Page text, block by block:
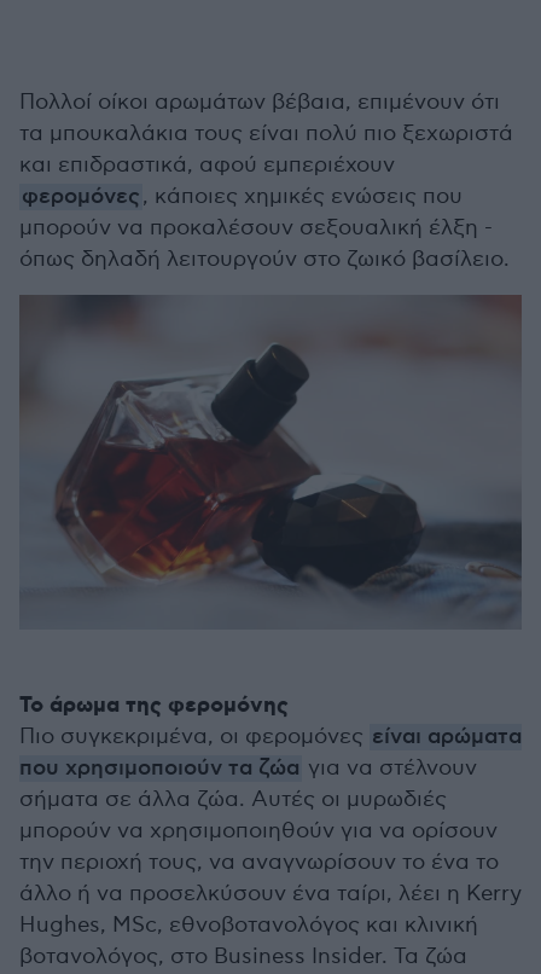
Πολλοί οίκοι αρωμάτων βέβαια, επιμένουν ότι
τα μπουκαλάκια τους είναι πολύ πιο ξεχωριστά
και επιδραστικά, αφού εμπεριέχουν
φερομόνες, κάποιες χημικές ενώσεις που
μπορούν να προκαλέσουν σεξουαλική έλξη -
όπως δηλαδή λειτουργούν στο ζωικό βασίλειο.
Το άρωμα της φερομόνης
Πιο συγκεκριμένα, οι φερομόνες είναι αρώματα
που χρησιμοποιούν τα ζώα για να στέλνουν
σήματα σε άλλα ζώα. Αυτές οι μυρωδιές
μπορούν να χρησιμοποιηθούν για να ορίσουν
την περιοχή τους, να αναγνωρίσουν το ένα το
άλλο ή να προσελκύσουν ένα ταίρι, λέει η Kerry
Hughes, MSc, εθνοβοτανολόγος και κλινική
βοτανολόγος, στο Business Insider. Τα ζώα